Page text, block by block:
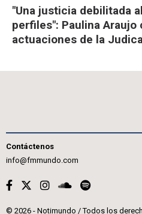
"Una justicia debilitada
perfiles": Paulina Araujo
actuaciones de la
Contáctenos
info@fmmundo.com
© 2026 - Notimundo / Todos los